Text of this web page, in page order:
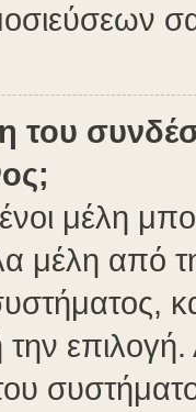
του
μέλη
μέλη από